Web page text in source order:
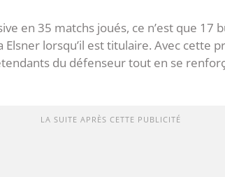
en 35 matchs joués, ce n’est que 17
lorsqu’il est titulaire. Avec cette
du défenseur tout en se
LA SUITE APRÈS CETTE PUBLICITÉ